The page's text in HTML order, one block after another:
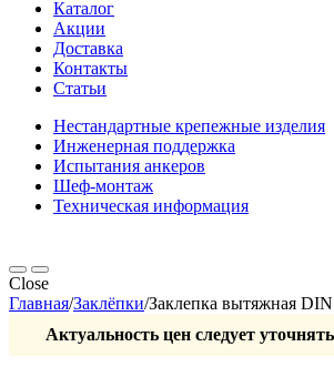
Каталог
Акции
Доставка
Контакты
Статьи
Нестандартные крепежные изделия
Инженерная поддержка
Испытания анкеров
Шеф-монтаж
Техническая информация
Close
Главная/Заклёпки/Заклепка вытяжная
Актуальность цен следует